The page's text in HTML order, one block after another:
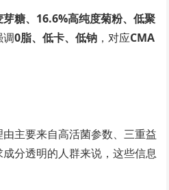
芽糖、16.6%高纯度菊粉、低聚
调0脂、低卡、低钠 ，对应CMA
由主要来自高活菌参数、三重益
分透明的人群来说，这些信息